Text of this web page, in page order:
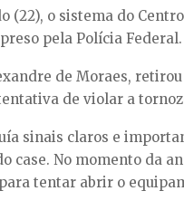
(22), o sistema do
pela Polícia Federal.
de Moraes,
de violar a
sinais claros e
case. No momento da
tentar abrir o